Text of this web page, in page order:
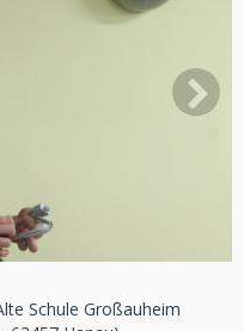
Schule Großauheim